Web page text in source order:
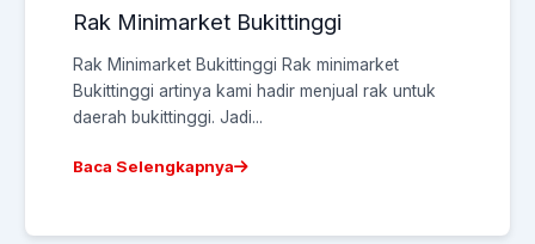
Rak Minimarket Bukittinggi
Rak Minimarket Bukittinggi Rak minimarket
Bukittinggi artinya kami hadir menjual rak untuk
daerah bukittinggi. Jadi...
Baca Selengkapnya